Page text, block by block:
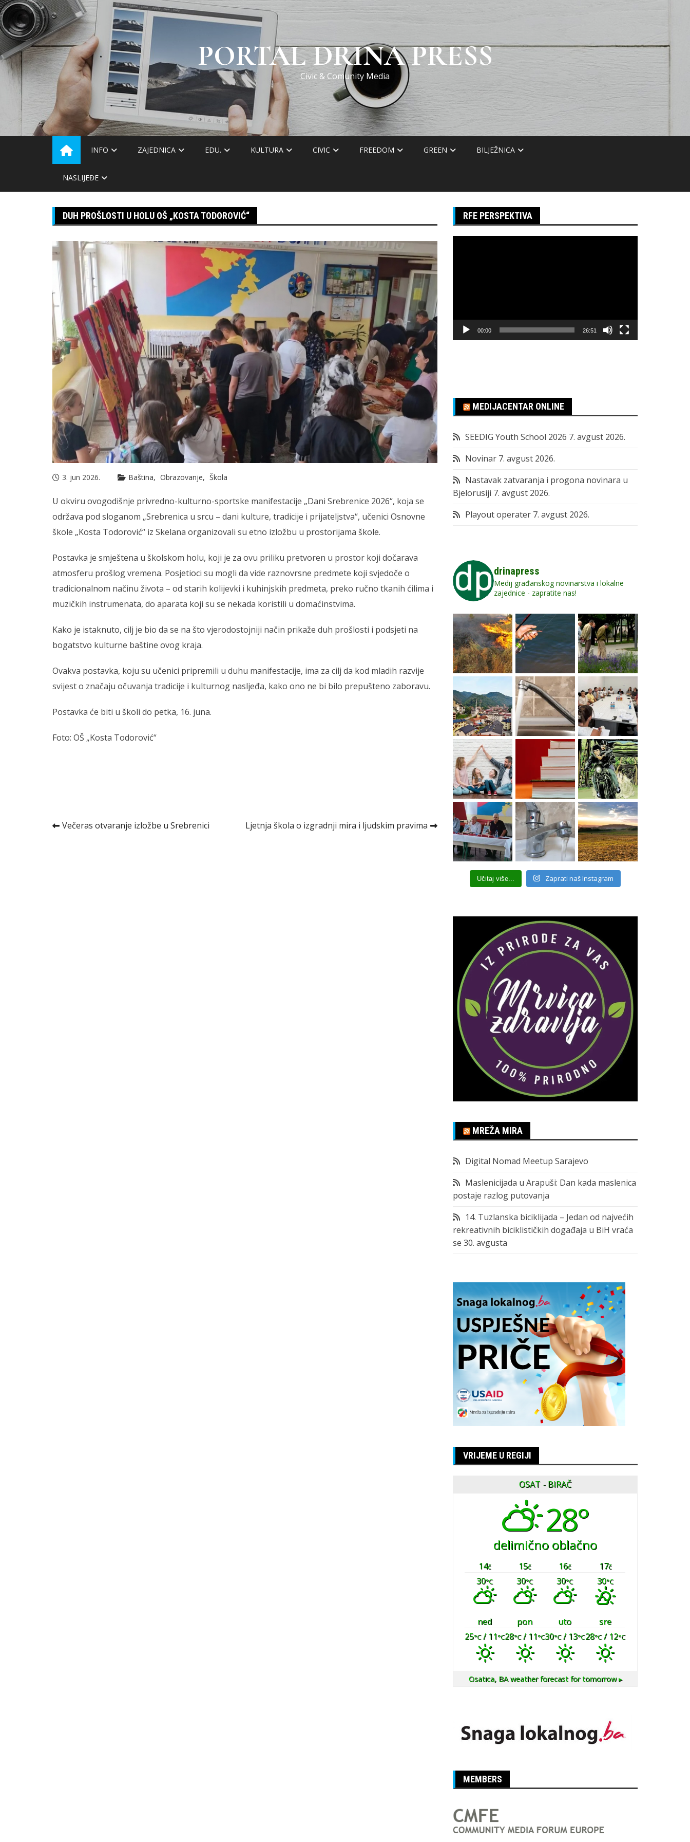
Skip
to
content
PORTAL DRINA PRESS
Civic & Comunity Media
INFO ZAJEDNICA EDU. KULTURA CIVIC FREEDOM GREEN BILJEŽNICA
NASLIJEĐE
DUH PROŠLOSTI U HOLU OŠ „KOSTA TODOROVIĆ“
3. jun 2026. Baština Obrazovanje Škola
U okviru ovogodišnje privredno-kulturno-sportske manifestacije „Dani Srebrenice 2026“, koja se
održava pod sloganom „Srebrenica u srcu – dani kulture, tradicije i prijateljstva“, učenici Osnovne
škole „Kosta Todorović“ iz Skelana organizovali su etno izložbu u prostorijama škole.
Postavka je smještena u školskom holu, koji je za ovu priliku pretvoren u prostor koji dočarava
atmosferu prošlog vremena. Posjetioci su mogli da vide raznovrsne predmete koji svjedoče o
tradicionalnom načinu života – od starih kolijevki i kuhinjskih predmeta, preko ručno tkanih ćilima i
muzičkih instrumenata, do aparata koji su se nekada koristili u domaćinstvima.
Kako je istaknuto, cilj je bio da se na što vjerodostojniji način prikaže duh prošlosti i podsjeti na
bogatstvo kulturne baštine ovog kraja.
Ovakva postavka, koju su učenici pripremili u duhu manifestacije, ima za cilj da kod mladih razvije
svijest o značaju očuvanja tradicije i kulturnog nasljeđa, kako ono ne bi bilo prepušteno zaboravu.
Postavka će biti u školi do petka, 16. juna.
Foto: OŠ „Kosta Todorović“
Kretanje
Večeras otvaranje izložbe u Srebrenici Ljetnja škola o izgradnji mira i ljudskim pravima
RFE PERSPEKTIVA
00:00 26:51
MEDIJACENTAR ONLINE
SEEDIG Youth School 2026 7. avgust 2026.
Novinar 7. avgust 2026.
Nastavak zatvaranja i progona novinara u
Bjelorusiji 7. avgust 2026.
Playout operater 7. avgust 2026.
drinapress
Medij građanskog novinarstva i lokalne
zajednice - zapratite nas!
Učitaj više... Zaprati naš Instagram
MREŽA MIRA
Digital Nomad Meetup Sarajevo
Maslenicijada u Arapuši: Dan kada maslenica
postaje razlog putovanja
14. Tuzlanska biciklijada – Jedan od najvećih
rekreativnih biciklističkih događaja u BiH vraća
se 30. avgusta
VRIJEME U REGIJI
OSAT - BIRAČ
28°
delimično oblačno
14č 15č 16č 17č
30°C 30°C 30°C 30°C
ned pon uto
sre
25°C/ 11°C28°C/ 11°C30°C/ 13°C28°C/ 12°C
Osatica, BAweather forecast for tomorrow ▸
MEMBERS